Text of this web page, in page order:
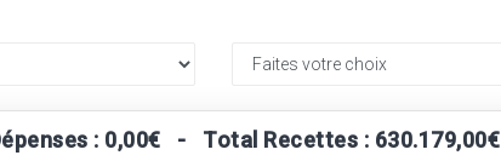
: 0,00€ - Total Recettes : 630.179,00€